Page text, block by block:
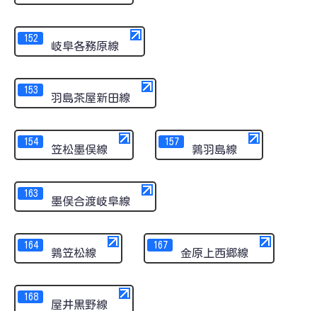
152
岐阜各務原線
153
羽島茶屋新田線
154
笠松墨俣線
157
鶉羽島線
163
墨俣合渡岐阜線
164
鶉笠松線
167
金原上西郷線
168
屋井黒野線